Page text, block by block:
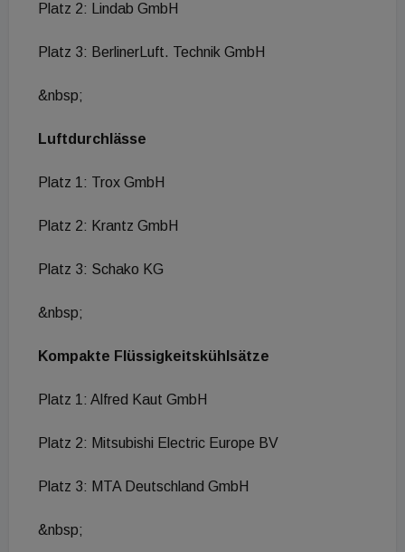
Platz 2: Lindab GmbH
Platz 3: BerlinerLuft. Technik GmbH
&nbsp;
Luftdurchlässe
Platz 1: Trox GmbH
Platz 2: Krantz GmbH
Platz 3: Schako KG
&nbsp;
Kompakte Flüssigkeitskühlsätze
Platz 1: Alfred Kaut GmbH
Platz 2: Mitsubishi Electric Europe BV
Platz 3: MTA Deutschland GmbH
&nbsp;